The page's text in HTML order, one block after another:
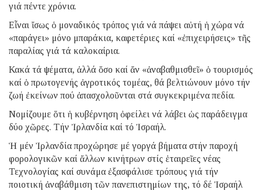
γιά πέντε χρόνια.
Εἶναι ἴσως ὁ μοναδικός τρόπος γιά νά πάψει αὐτή ἡ χώρα νά
«παράγει» μόνο μπαράκια, καφετέριες καί «ἐπιχειρήσεις» τῆς
παραλίας γιά τά καλοκαίρια.
Κακά τά ψέματα, ἀλλά ὅσο καί ἄν «ἀναβαθμισθεῖ» ὁ τουρισμός
καί ὁ πρωτογενής ἀγροτικός τομέας, θά βελτιώνουν μόνο τήν
ζωή ἐκείνων πού ἀπασχολοῦνται στά συγκεκριμένα πεδία.
Νομίζουμε ὅτι ἡ κυβέρνηση ὀφείλει νά λάβει ὡς παράδειγμα
δύο χῶρες. Τήν Ἰρλανδία καί τό Ἰσραήλ.
Ἡ μέν Ἰρλανδία προχώρησε μέ γοργά βήματα στήν παροχή
φορολογικῶν καί ἄλλων κινήτρων στίς ἑταιρεῖες νέας
Τεχνολογίας καί συνάμα ἐξασφάλισε τρόπους γιά τήν
ποιοτική ἀναβάθμιση τῶν πανεπιστημίων της, τό δέ Ἰσραήλ